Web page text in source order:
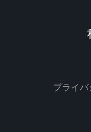
プライバ